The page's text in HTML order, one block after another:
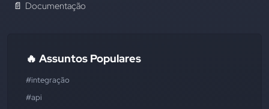
📄 Documentação
🔥 Assuntos Populares
#integração
#api